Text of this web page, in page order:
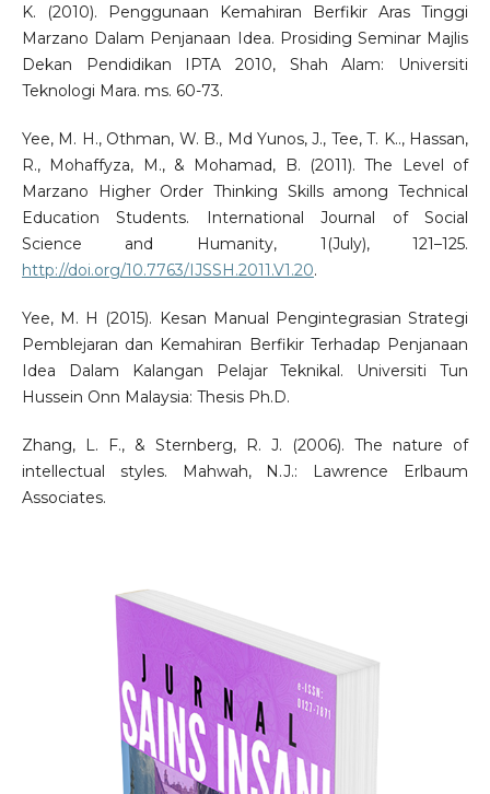
K. (2010). Penggunaan Kemahiran Berfikir Aras Tinggi
Marzano Dalam Penjanaan Idea. Prosiding Seminar Majlis
Dekan Pendidikan IPTA 2010, Shah Alam: Universiti
Teknologi Mara. ms. 60-73.
Yee, M. H., Othman, W. B., Md Yunos, J., Tee, T. K.., Hassan,
R., Mohaffyza, M., & Mohamad, B. (2011). The Level of
Marzano Higher Order Thinking Skills among Technical
Education Students. International Journal of Social
Science and Humanity, 1(July), 121–125.
http://doi.org/10.7763/IJSSH.2011.V1.20.
Yee, M. H (2015). Kesan Manual Pengintegrasian Strategi
Pemblejaran dan Kemahiran Berfikir Terhadap Penjanaan
Idea Dalam Kalangan Pelajar Teknikal. Universiti Tun
Hussein Onn Malaysia: Thesis Ph.D.
Zhang, L. F., & Sternberg, R. J. (2006). The nature of
intellectual styles. Mahwah, N.J.: Lawrence Erlbaum
Associates.